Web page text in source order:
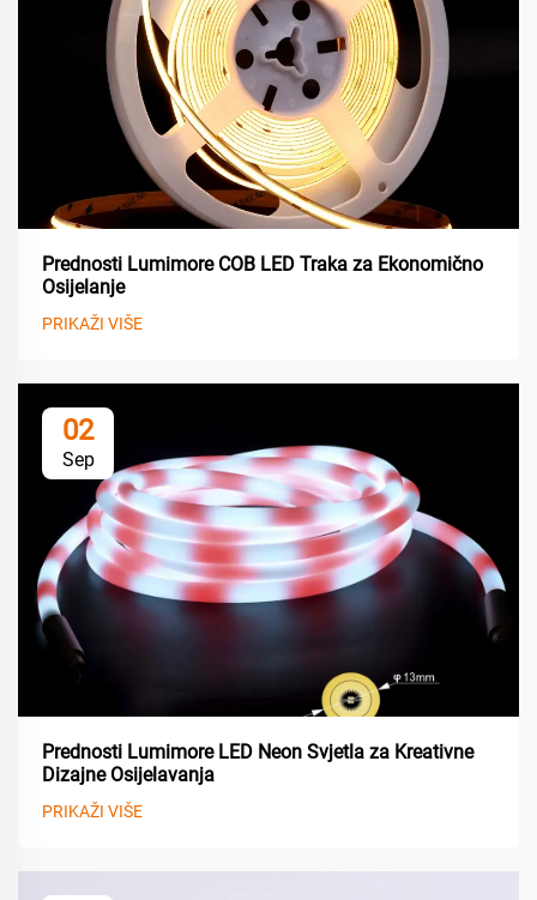
Prednosti Lumimore COB LED Traka za Ekonomično
Osijelanje
PRIKAŽI VIŠE
02
Sep
Prednosti Lumimore LED Neon Svjetla za Kreativne
Dizajne Osijelavanja
PRIKAŽI VIŠE